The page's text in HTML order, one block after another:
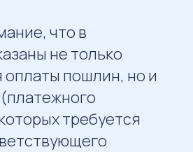
что в
не только
оплаты пошлин, но и
требуется